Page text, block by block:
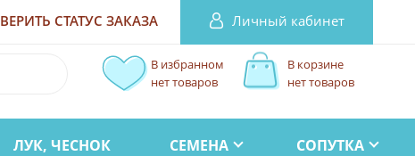
СТАТУС ЗАКАЗА Личный кабинет
В корзине
нет товаров
В избранном
нет товаров
ЛУК, ЧЕСНОК СЕМЕНА СОПУТКА